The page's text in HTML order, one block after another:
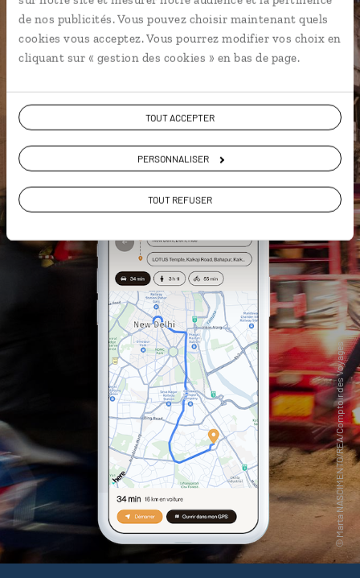
de nos publicités. Vous pouvez choisir maintenant quels
cookies vous acceptez. Vous pourrez modifier vos choix en
cliquant sur « gestion des cookies » en bas de page.
TOUT ACCEPTER
PERSONNALISER
TOUT REFUSER
Les plus beaux palais de
maharajahs géolocalisés
L'album souvenirs à composer